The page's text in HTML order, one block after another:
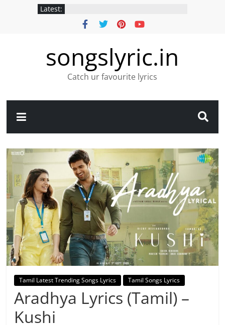
Latest:
songslyric.in
Catch ur favourite lyrics
Tamil Latest Trending Songs Lyrics Tamil Songs Lyrics
Aradhya Lyrics (Tamil) –
Kushi